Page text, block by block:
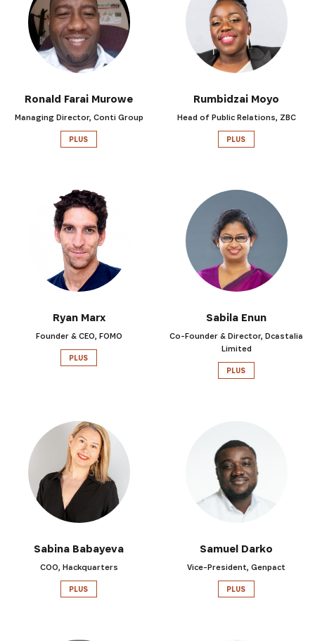
Ronald Farai Murowe
Managing Director, Conti Group
PLUS
Rumbidzai Moyo
Head of Public Relations, ZBC
PLUS
Ryan Marx
Founder & CEO, FOMO
PLUS
Sabila Enun
Co-Founder & Director, Dcastalia
Limited
PLUS
Sabina Babayeva
COO, Hackquarters
PLUS
Samuel Darko
Vice-President, Genpact
PLUS